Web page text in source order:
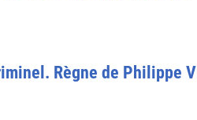
Règne de Philippe